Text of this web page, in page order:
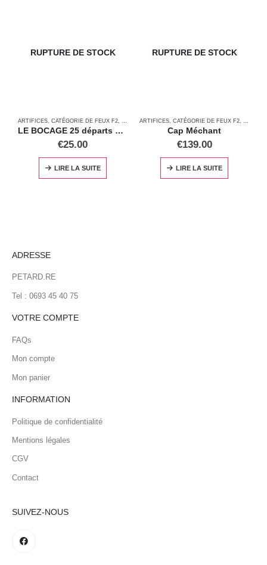
RUPTURE DE STOCK
ARTIFICES CATÉGORIE DE FEUX F2 FEUX AUTOMATIQUES
LE BOCAGE 25 départs calibre 20mm
€25.00
LIRE LA SUITE
RUPTURE DE STOCK
ARTIFICES CATÉGORIE DE FEUX F2
Cap Méchant
€139.00
LIRE LA SUITE
ADRESSE
PETARD.RE
Tel : 0693 45 40 75
VOTRE COMPTE
FAQs
Mon compte
Mon panier
INFORMATION
Politique de confidentialité
Mentions légales
CGV
Contact
SUIVEZ-NOUS